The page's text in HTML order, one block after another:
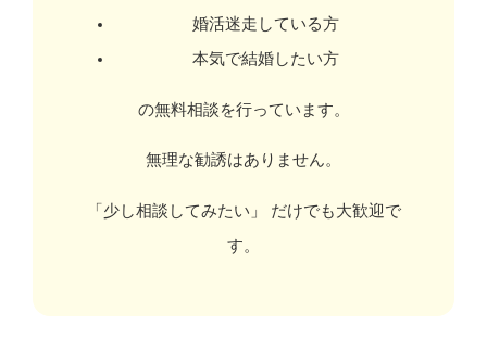
婚活迷走している方
本気で結婚したい方
の無料相談を行っています。
無理な勧誘はありません。
「少し相談してみたい」 だけでも大歓迎で
す。